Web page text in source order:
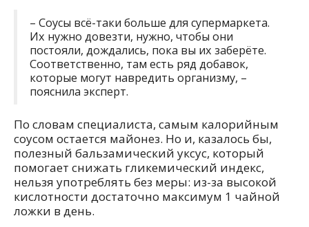
– Соусы всё-таки больше для супермаркета.
Их нужно довезти, нужно, чтобы они
постояли, дождались, пока вы их заберёте.
Соответственно, там есть ряд добавок,
которые могут навредить организму, –
пояснила эксперт.
По словам специалиста, самым калорийным
соусом остается майонез. Но и, казалось бы,
полезный бальзамический уксус, который
помогает снижать гликемический индекс,
нельзя употреблять без меры: из-за высокой
кислотности достаточно максимум 1 чайной
ложки в день.